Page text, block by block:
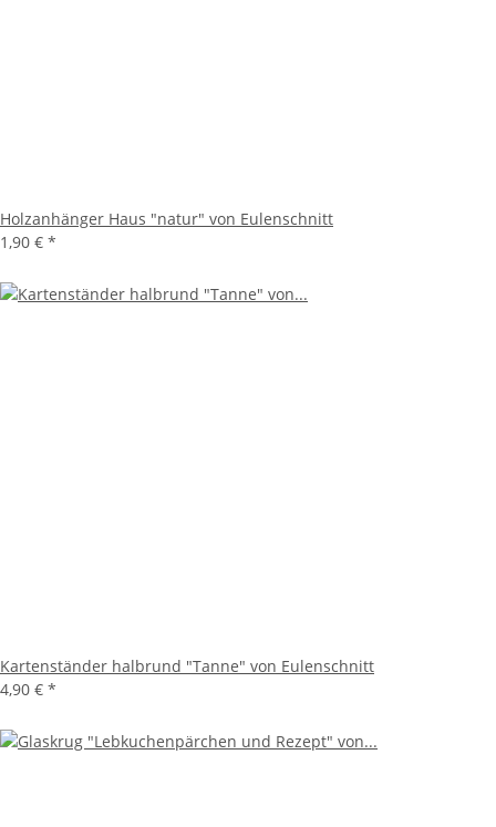
Holzanhänger Haus "natur" von Eulenschnitt
1,90 € *
Kartenständer halbrund "Tanne" von Eulenschnitt
4,90 € *